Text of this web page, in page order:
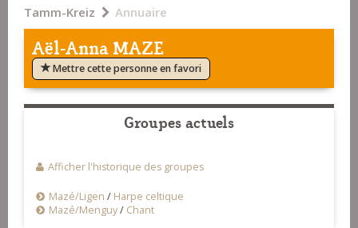
Tamm-Kreiz Annuaire
Aël-Anna MAZE
Mettre cette personne en favori
Groupes actuels
Afficher l'historique des groupes
Mazé/Ligen / Harpe celtique
Mazé/Menguy/ Chant